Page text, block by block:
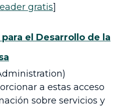
gratis]
el Desarrollo de la
a estas acceso
sobre servicios y